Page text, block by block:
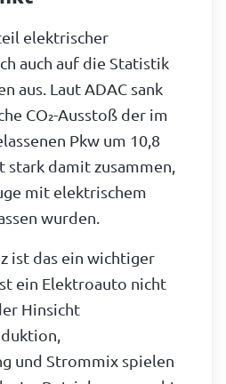
elektrischer
auch auf die Statistik
aus. Laut ADAC sank
CO₂-Ausstoß der im
Pkw um 10,8
stark damit zusammen,
mit elektrischem
wurden.
ist das ein wichtiger
ein Elektroauto nicht
Hinsicht
und Strommix spielen